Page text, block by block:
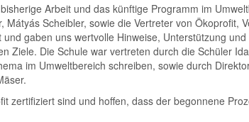
Arbeit und das künftige Programm im
Scheibler, sowie die Vertreter von Ökoprofit,
gaben uns wertvolle Hinweise, Unterstützung
Ziele. Die Schule war vertreten durch die Schüler
im Umweltbereich schreiben, sowie durch
zertifiziert sind und hoffen, dass der begonnene